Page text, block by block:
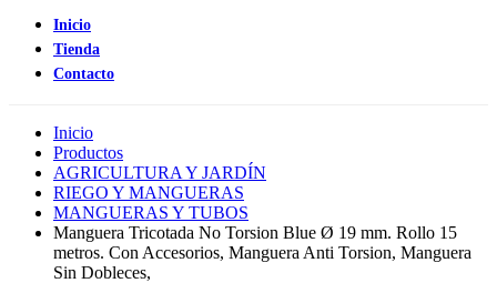
Inicio
Tienda
Contacto
Inicio
Productos
AGRICULTURA Y JARDÍN
RIEGO Y MANGUERAS
MANGUERAS Y TUBOS
Manguera Tricotada No Torsion Blue Ø 19 mm. Rollo 15
metros. Con Accesorios, Manguera Anti Torsion, Manguera
Sin Dobleces,